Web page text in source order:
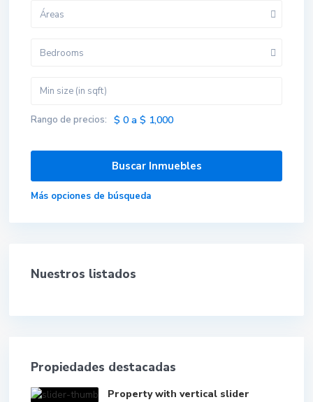
Áreas
Bedrooms
Rango de precios: $ 0 a $ 1,000
Más opciones de búsqueda
Nuestros listados
Propiedades destacadas
Property with vertical slider